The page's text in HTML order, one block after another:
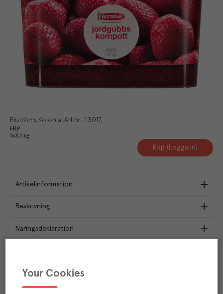
Ekströms Kolonial Art.nr. 113017
FRP
1x3,1 kg
Köp (Logga in)
Artikelinformation
Beskrivning
Näringsdeklaration
Varje kilo av varan påverkar klimatet motsvarande
utsläppen av 2.8 kg koldioxid.
Your Cookies